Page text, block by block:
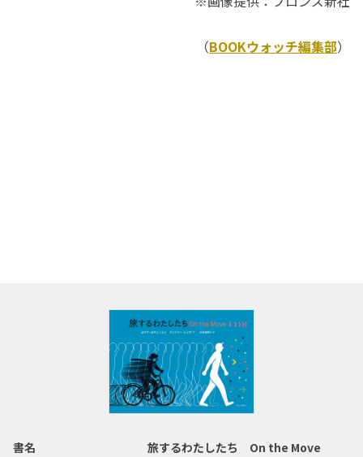
（BOOKウォッチ編集部）
書名
旅するわたしたち On the Move